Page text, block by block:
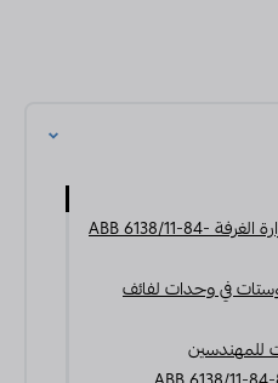
فهم جهاز التحكم في درجة حرارة الغرفة ABB 6138/11-84-
في وحدات لفائف
للمهندسين